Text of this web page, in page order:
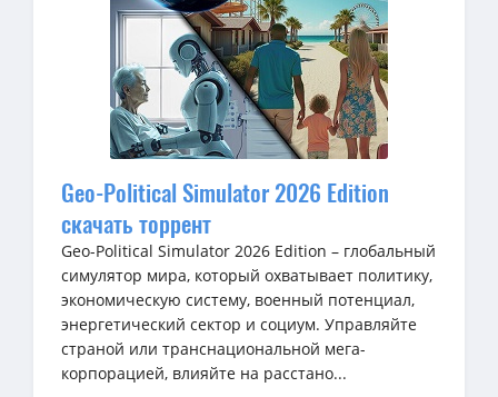
Geo-Political Simulator 2026 Edition
скачать торрент
Geo-Political Simulator 2026 Edition – глобальный
симулятор мира, который охватывает политику,
экономическую систему, военный потенциал,
энергетический сектор и социум. Управляйте
страной или транснациональной мега-
корпорацией, влияйте на расстано...